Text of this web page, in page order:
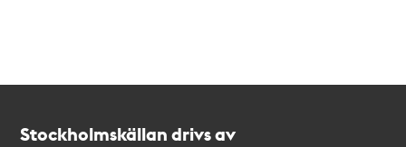
Stockholmskällan drivs av